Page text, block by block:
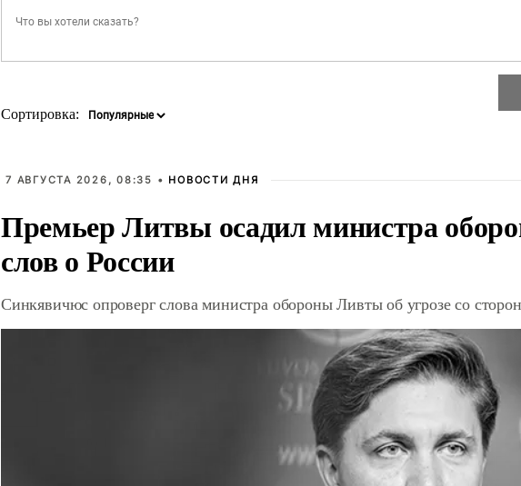
Сортировка:
7 АВГУСТА 2026, 08:35 • НОВОСТИ ДНЯ
Премьер Литвы осадил министра
слов о России
Синкявичюс опроверг слова министра обороны Ливты об угрозе со